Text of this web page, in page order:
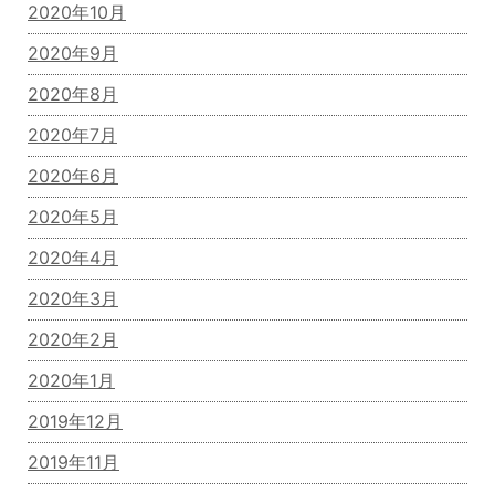
2020年10月
2020年9月
2020年8月
2020年7月
2020年6月
2020年5月
2020年4月
2020年3月
2020年2月
2020年1月
2019年12月
2019年11月